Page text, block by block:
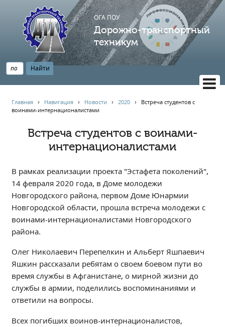
ОГА ПОУ
Дорожно-транспортный
техникум
НАВИГАЦИЯ
Главная
Профессионалитет
Опрос по качеству образования
Новости
Наблюдательный совет
Информация
Независимая оценка качества
Профориентация
Обращения онлайн
Контакты
Региональный центр по профилактике ДДТТ
Учебно-производственный комплекс
Центр карьеры
Главная › Навигация › Новости ›2020 › Встреча студентов с
воинами-интернационалистами
Встреча студентов с воинами-
интернационалистами
В рамках реализации проекта "Эстафета поколений",
14 февраля 2020 года, в Доме молодежи
Новгородского района, первом Доме Юнармии
Новгородской области, прошла встреча молодежи с
воинами-интернационалистами Новгородского
района.
Олег Николаевич Перепелкин и Альберт Яшпаевич
Яшкин рассказали ребятам о своем боевом пути во
время службы в Афганистане, о мирной жизни до
службы в армии, поделились воспоминаниями и
ответили на вопросы.
Всех погибших воинов-интернационалистов,